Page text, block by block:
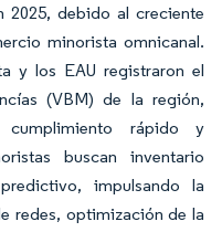
debido al creciente
minorista omnicanal.
y los EAU registraron el
(VBM) de la región,
rápido y
buscan inventario
impulsando la
redes, optimización de la